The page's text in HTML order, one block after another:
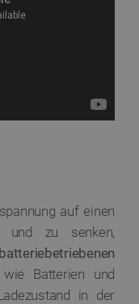
auf einen
und zu senken,
batteriebetriebenen
Batterien und
in der